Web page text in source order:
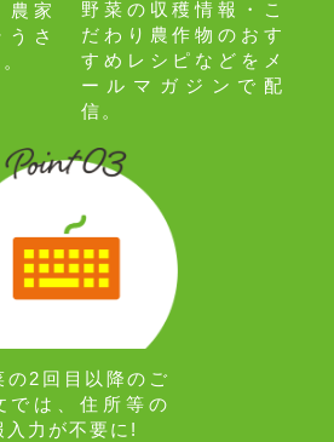
農家
さ
野菜の収穫情報・こ
だわり農作物のおす
すめレシピなどをメ
ールマガジンで配
信。
の2回目以降のご
では、住所等の
入力が不要に!